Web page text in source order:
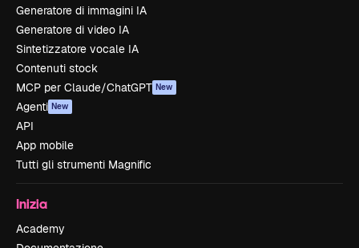
Generatore di immagini IA
Generatore di video IA
Sintetizzatore vocale IA
Contenuti stock
MCP per Claude/ChatGPT New
Agenti New
API
App mobile
Tutti gli strumenti Magnific
Inizia
Academy